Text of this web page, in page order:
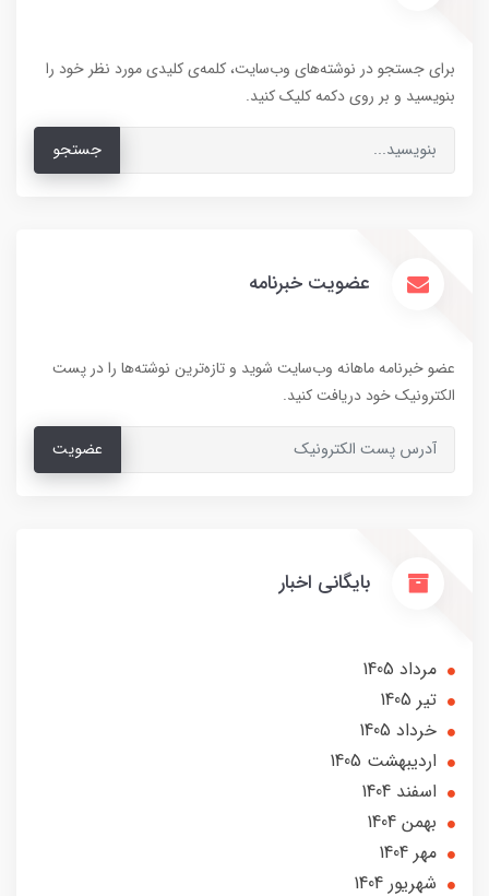
برای جستجو در نوشته‌های وب‌سایت، کلمه‌ی کلیدی مورد نظر خود را
بنویسید و بر روی دکمه کلیک کنید.
جستجو
عضویت خبرنامه
عضو خبرنامه ماهانه وب‌سایت شوید و تازه‌ترین نوشته‌ها را در پست
الکترونیک خود دریافت کنید.
عضویت
بایگانی اخبار
مرداد 1405
تير 1405
خرداد 1405
ارديبهشت 1405
اسفند 1404
بهمن 1404
مهر 1404
شهریور 1404